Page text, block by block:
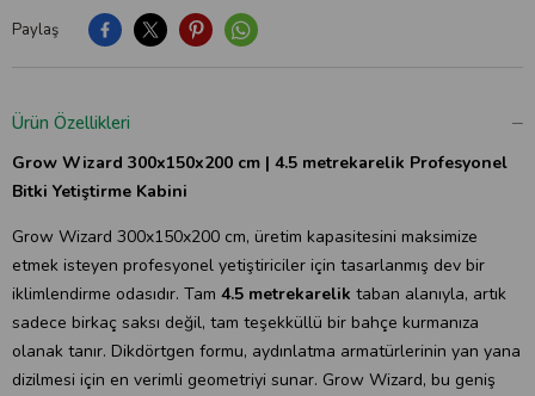
Paylaş
Ürün Özellikleri
Grow Wizard 300x150x200 cm | 4.5 metrekarelik Profesyonel
Bitki Yetiştirme Kabini
Grow Wizard 300x150x200 cm, üretim kapasitesini maksimize
etmek isteyen profesyonel yetiştiriciler için tasarlanmış dev bir
iklimlendirme odasıdır. Tam 4.5 metrekarelik taban alanıyla, artık
sadece birkaç saksı değil, tam teşekküllü bir bahçe kurmanıza
olanak tanır. Dikdörtgen formu, aydınlatma armatürlerinin yan yana
dizilmesi için en verimli geometriyi sunar. Grow Wizard, bu geniş